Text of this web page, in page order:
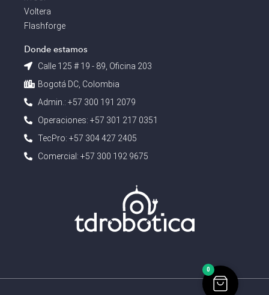
Voltera
Flashforge
Donde estamos
Calle 125 # 19 - 89, Oficina 203
Bogotá DC, Colombia
Admin.: +57 300 191 2079
Operaciones: +57 301 217 0351
TecPro: +57 304 427 2405
Comercial: +57 300 192 9675
0